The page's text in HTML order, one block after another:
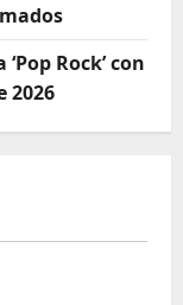
Rock’ con
2026